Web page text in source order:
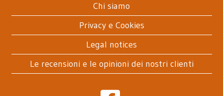
Chi siamo
Privacy e Cookies
Legal notices
Le recensioni e le opinioni dei nostri clienti